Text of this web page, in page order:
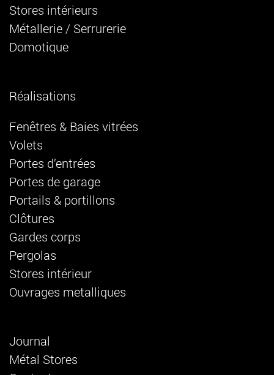
Stores intérieurs
Métallerie / Serrurerie
Domotique
Réalisations
Fenêtres & Baies vitrées
Volets
Portes d’entrées
Portes de garage
Portails & portillons
Clôtures
Gardes corps
Pergolas
Stores intérieur
Ouvrages metalliques
Journal
Métal Stores